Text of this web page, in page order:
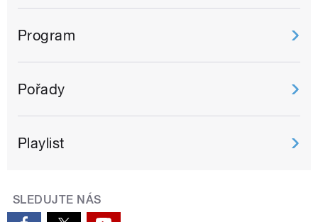
Program
Pořady
Playlist
SLEDUJTE NÁS